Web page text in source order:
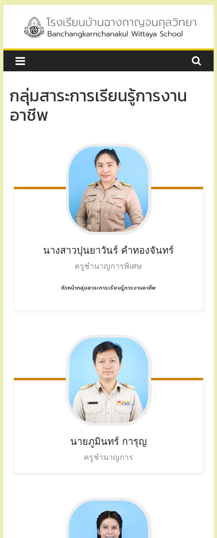
content
โรงเรียน
บ้าน
ฉาง
กาญ
กุล
กลุ่มสาระการเรียนรู้การงาน
อาชีพ
นางสาวปุนยาวันร์ คำทองจันทร์
ครูชำนาญการพิเศษ
หัวหน้ากลุ่มสาระการเรียนรู้การงานอาชีพ
นายภูมินทร์ การุญ
ครูชำนาญการ